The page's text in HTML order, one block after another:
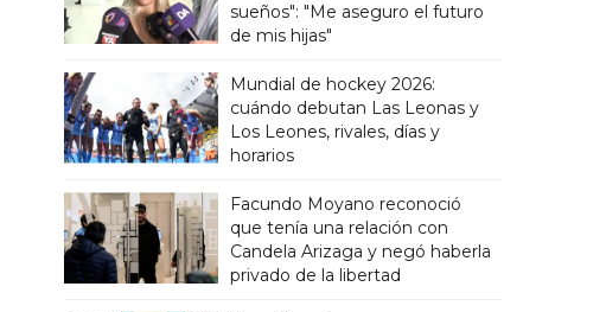
sueños": "Me aseguro el futuro
de mis hijas"
Mundial de hockey 2026:
cuándo debutan Las Leonas y
Los Leones, rivales, días y
horarios
Facundo Moyano reconoció
que tenía una relación con
Candela Arizaga y negó haberla
privado de la libertad